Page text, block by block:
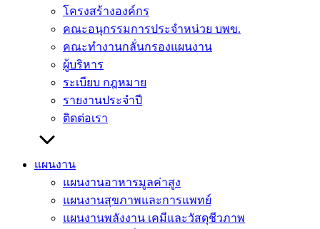
โครงสร้างองค์กร
คณะอนุกรรมการประจำหน่วย บพข.
คณะทำงานกลั่นกรองแผนงาน
ผู้บริหาร
ระเบียบ กฎหมาย
รายงานประจำปี
ติดต่อเรา
แผนงาน
แผนงานอาหารมูลค่าสูง
แผนงานสุขภาพและการแพทย์
แผนงานพลังงาน เคมีและวัสดุชีวภาพ